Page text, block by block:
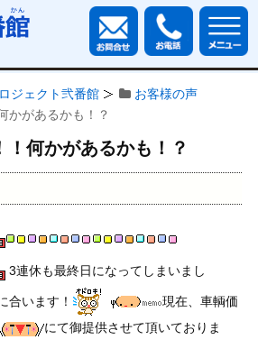
ジェクト弐番館
お客様の声
かがあるかも！？
！何かがあるかも！？
3連休も最終日になってしまいまし
合います！
現在、車輌価
にて御提供させて頂いておりま